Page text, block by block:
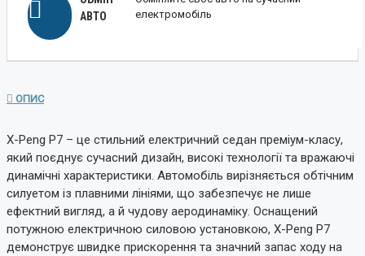
АВТО
електромобіль
ОПИС
X-Peng P7 – це стильний електричний седан преміум-класу,
який поєднує сучасний дизайн, високі технології та вражаючі
динамічні характеристики. Автомобіль вирізняється обтічним
силуетом із плавними лініями, що забезпечує не лише
ефектний вигляд, а й чудову аеродинаміку. Оснащений
потужною електричною силовою установкою, X-Peng P7
демонструє швидке прискорення та значний запас ходу на